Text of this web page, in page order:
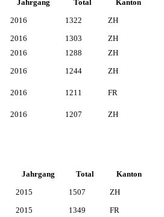
Jahrgang Total Kanton
2016 1322 ZH
2016 1303
ZH
2016 1288 ZH
2016 1244 ZH
2016 1211 FR
2016 1207 ZH
Jahrgang Total Kanton
2015 1507 ZH
2015 1349
FR